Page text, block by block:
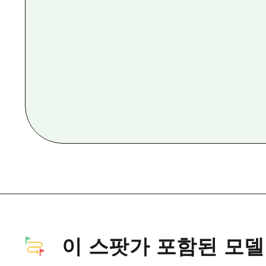
이 스팟가 포함된 모